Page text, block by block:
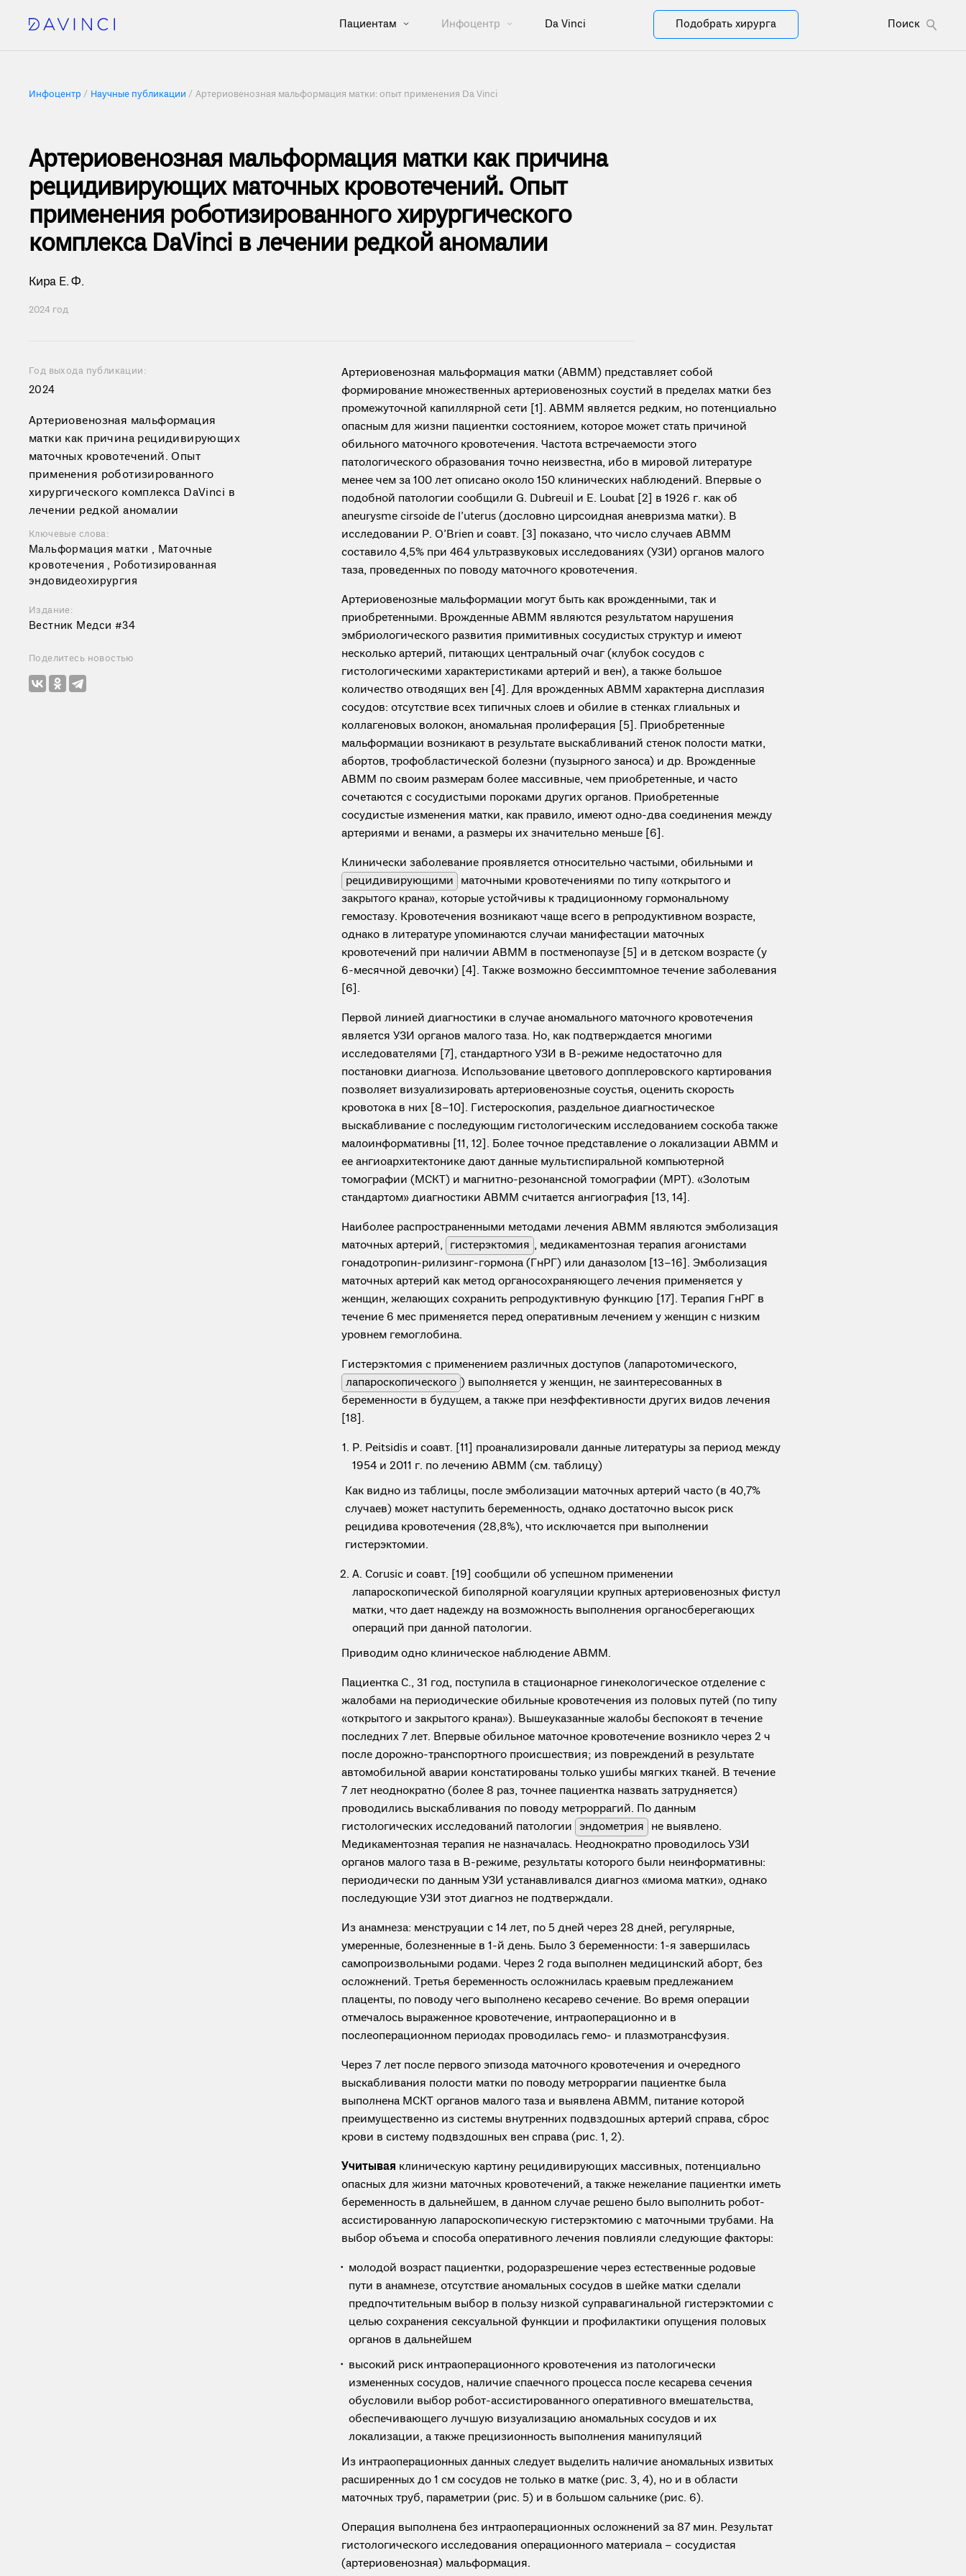
Пациентам Инфоцентр Da Vinci Подобрать хирурга Поиск
Инфоцентр Научные публикации Артериовенозная мальформация матки: опыт применения Da Vinci
Артериовенозная мальформация матки как причина
рецидивирующих маточных кровотечений. Опыт
применения роботизированного хирургического
комплекса DaVinci в лечении редкой аномалии
Кира Е. Ф.
2024 год
Год выхода публикации:
2024
Артериовенозная мальформация
матки как причина рецидивирующих
маточных кровотечений. Опыт
применения роботизированного
хирургического комплекса DaVinci в
лечении редкой аномалии
Ключевые слова:
Мальформация матки , Маточные
кровотечения , Роботизированная
эндовидеохирургия
Издание:
Вестник Медси #34
Поделитесь новостью
Артериовенозная мальформация матки (АВММ) представляет собой
формирование множественных артериовенозных соустий в пределах матки без
промежуточной капиллярной сети [1]. АВММ является редким, но потенциально
опасным для жизни пациентки состоянием, которое может стать причиной
обильного маточного кровотечения. Частота встречаемости этого
патологического образования точно неизвестна, ибо в мировой литературе
менее чем за 100 лет описано около 150 клинических наблюдений. Впервые о
подобной патологии сообщили G. Dubreuil и E. Loubat [2] в 1926 г. как об
aneurysme cirsoide de l’uterus (дословно цирсоидная аневризма матки). В
исследовании P. O’Brien и соавт. [3] показано, что число случаев АВММ
составило 4,5% при 464 ультразвуковых исследованиях (УЗИ) органов малого
таза, проведенных по поводу маточного кровотечения.
Артериовенозные мальформации могут быть как врожденными, так и
приобретенными. Врожденные АВММ являются результатом нарушения
эмбриологического развития примитивных сосудистых структур и имеют
несколько артерий, питающих центральный очаг (клубок сосудов с
гистологическими характеристиками артерий и вен), а также большое
количество отводящих вен [4]. Для врожденных АВММ характерна дисплазия
сосудов: отсутствие всех типичных слоев и обилие в стенках глиальных и
коллагеновых волокон, аномальная пролиферация [5]. Приобретенные
мальформации возникают в результате выскабливаний стенок полости матки,
абортов, трофобластической болезни (пузырного заноса) и др. Врожденные
АВММ по своим размерам более массивные, чем приобретенные, и часто
сочетаются с сосудистыми пороками других органов. Приобретенные
сосудистые изменения матки, как правило, имеют одно-два соединения между
артериями и венами, а размеры их значительно меньше [6].
Клинически заболевание проявляется относительно частыми, обильными и
рецидивирующими маточными кровотечениями по типу «открытого и
закрытого крана», которые устойчивы к традиционному гормональному
гемостазу. Кровотечения возникают чаще всего в репродуктивном возрасте,
однако в литературе упоминаются случаи манифестации маточных
кровотечений при наличии АВММ в постменопаузе [5] и в детском возрасте (у
6-месячной девочки) [4]. Также возможно бессимптомное течение заболевания
[6].
Первой линией диагностики в случае аномального маточного кровотечения
является УЗИ органов малого таза. Но, как подтверждается многими
исследователями [7], стандартного УЗИ в В-режиме недостаточно для
постановки диагноза. Использование цветового допплеровского картирования
позволяет визуализировать артериовенозные соустья, оценить скорость
кровотока в них [8–10]. Гистероскопия, раздельное диагностическое
выскабливание с последующим гистологическим исследованием соскоба также
малоинформативны [11, 12]. Более точное представление о локализации АВМM и
ее ангиоархитектонике дают данные мультиспиральной компьютерной
томографии (МСКТ) и магнитно-резонансной томографии (МРТ). «Золотым
стандартом» диагностики АВМM считается ангиография [13, 14].
Наиболее распространенными методами лечения АВММ являются эмболизация
маточных артерий, гистерэктомия , медикаментозная терапия агонистами
гонадотропин-рилизинг-гормона (ГнРГ) или даназолом [13–16]. Эмболизация
маточных артерий как метод органосохраняющего лечения применяется у
женщин, желающих сохранить репродуктивную функцию [17]. Терапия ГнРГ в
течение 6 мес применяется перед оперативным лечением у женщин с низким
уровнем гемоглобина.
Гистерэктомия с применением различных доступов (лапаротомического,
лапароскопического ) выполняется у женщин, не заинтересованных в
беременности в будущем, а также при неэффективности других видов лечения
[18].
P. Peitsidis и соавт. [11] проанализировали данные литературы за период между
1954 и 2011 г. по лечению АВМM (см. таблицу)
Как видно из таблицы, после эмболизации маточных артерий часто (в 40,7%
случаев) может наступить беременность, однако достаточно высок риск
рецидива кровотечения (28,8%), что исключается при выполнении
гистерэктомии.
A. Corusic и соавт. [19] сообщили об успешном применении
лапароскопической биполярной коагуляции крупных артериовенозных фистул
матки, что дает надежду на возможность выполнения органосберегающих
операций при данной патологии.
Приводим одно клиническое наблюдение АВММ.
Пациентка С., 31 год, поступила в стационарное гинекологическое отделение с
жалобами на периодические обильные кровотечения из половых путей (по типу
«открытого и закрытого крана»). Вышеуказанные жалобы беспокоят в течение
последних 7 лет. Впервые обильное маточное кровотечение возникло через 2 ч
после дорожно-транспортного происшествия; из повреждений в результате
автомобильной аварии констатированы только ушибы мягких тканей. В течение
7 лет неоднократно (более 8 раз, точнее пациентка назвать затрудняется)
проводились выскабливания по поводу метроррагий. По данным
гистологических исследований патологии эндометрия не выявлено.
Медикаментозная терапия не назначалась. Неоднократно проводилось УЗИ
органов малого таза в В-режиме, результаты которого были неинформативны:
периодически по данным УЗИ устанавливался диагноз «миома матки», однако
последующие УЗИ этот диагноз не подтверждали.
Из анамнеза: менструации с 14 лет, по 5 дней через 28 дней, регулярные,
умеренные, болезненные в 1-й день. Было 3 беременности: 1-я завершилась
самопроизвольными родами. Через 2 года выполнен медицинский аборт, без
осложнений. Третья беременность осложнилась краевым предлежанием
плаценты, по поводу чего выполнено кесарево сечение. Во время операции
отмечалось выраженное кровотечение, интраоперационно и в
послеоперационном периодах проводилась гемо- и плазмотрансфузия.
Через 7 лет после первого эпизода маточного кровотечения и очередного
выскабливания полости матки по поводу метроррагии пациентке была
выполнена МСКТ органов малого таза и выявлена АВММ, питание которой
преимущественно из системы внутренних подвздошных артерий справа, сброс
крови в систему подвздошных вен справа (рис. 1, 2).
Учитывая клиническую картину рецидивирующих массивных, потенциально
опасных для жизни маточных кровотечений, а также нежелание пациентки иметь
беременность в дальнейшем, в данном случае решено было выполнить робот-
ассистированную лапароскопическую гистерэктомию с маточными трубами. На
выбор объема и способа оперативного лечения повлияли следующие факторы:
молодой возраст пациентки, родоразрешение через естественные родовые
пути в анамнезе, отсутствие аномальных сосудов в шейке матки сделали
предпочтительным выбор в пользу низкой суправагинальной гистерэктомии с
целью сохранения сексуальной функции и профилактики опущения половых
органов в дальнейшем
высокий риск интраоперационного кровотечения из патологически
измененных сосудов, наличие спаечного процесса после кесарева сечения
обусловили выбор робот-ассистированного оперативного вмешательства,
обеспечивающего лучшую визуализацию аномальных сосудов и их
локализации, а также прецизионность выполнения манипуляций
Из интраоперационных данных следует выделить наличие аномальных извитых
расширенных до 1 см сосудов не только в матке (рис. 3, 4), но и в области
маточных труб, параметрии (рис. 5) и в большом сальнике (рис. 6).
Операция выполнена без интраоперационных осложнений за 87 мин. Результат
гистологического исследования операционного материала – сосудистая
(артериовенозная) мальформация.